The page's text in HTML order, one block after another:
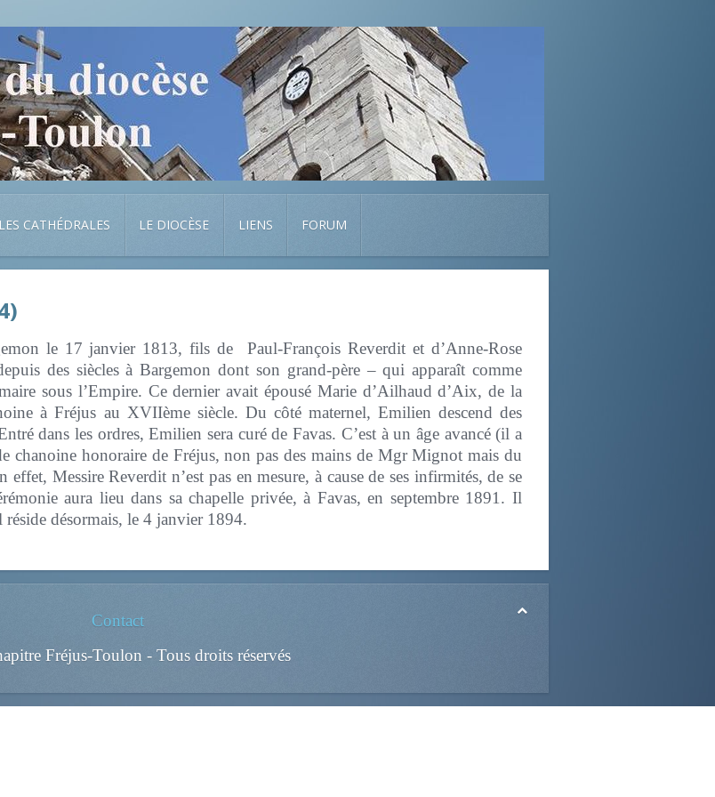
LES CATHÉDRALES LE DIOCÈSE LIENS FORUM
le 17 janvier 1813, fils de Paul-François Reverdit et d’Anne-Rose
des siècles à Bargemon dont son grand-père – qui apparaît comme
sous l’Empire. Ce dernier avait épousé Marie d’Ailhaud d’Aix, de la
à Fréjus au XVIIème siècle. Du côté maternel, Emilien descend des
dans les ordres, Emilien sera curé de Favas. C’est à un âge avancé (il a
chanoine honoraire de Fréjus, non pas des mains de Mgr Mignot mais du
Messire Reverdit n’est pas en mesure, à cause de ses infirmités, de se
aura lieu dans sa chapelle privée, à Favas, en septembre 1891. Il
désormais, le 4 janvier 1894.
Contact
Fréjus-Toulon - Tous droits réservés